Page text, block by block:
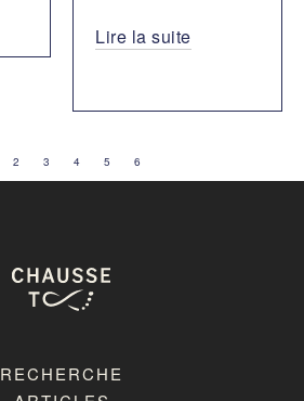
Lire la suite
2 3 4 5 6
RECHERCHE